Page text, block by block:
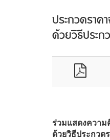
ประกวดราค
ด้วยวิธีประ
ร่วมแสดงความ
ด้วยวิธีประกวด